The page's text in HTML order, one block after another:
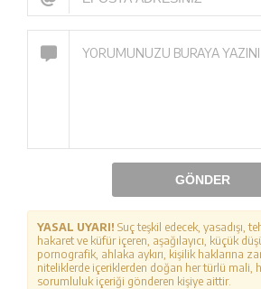
GÖNDER
YASAL UYARI! Suç teşkil edecek, yasadışı,
hakaret ve küfür içeren, aşağılayıcı, küçük
pornografik, ahlaka aykırı, kişilik haklarına
niteliklerde içeriklerden doğan her türlü mali,
sorumluluk içeriği gönderen kişiye aittir.